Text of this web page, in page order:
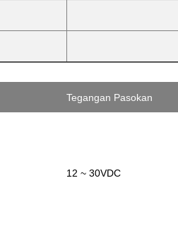
Tegangan Pasokan
12 ~ 30VDC